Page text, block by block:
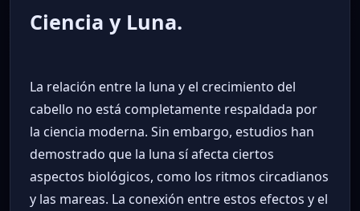
Ciencia y Luna.
La relación entre la luna y el crecimiento del
cabello no está completamente respaldada por
la ciencia moderna. Sin embargo, estudios han
demostrado que la luna sí afecta ciertos
aspectos biológicos, como los ritmos circadianos
y las mareas. La conexión entre estos efectos y el